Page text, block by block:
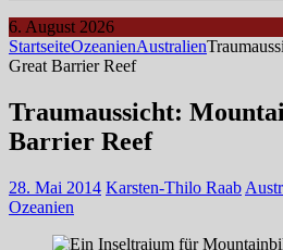
6. August 2026
StartseiteOzeanienAustralien
Great Barrier Reef
Traumaussicht:
Barrier Reef
28. Mai 2014 Karsten-Thilo Raab
Ozeanien